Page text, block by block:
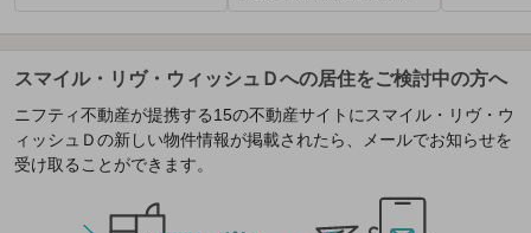
スマイル・リヴ・ウィッシュＤへの居住をご検討中の方へ
ニフティ不動産が提携する15の不動産サイトにスマイル・リヴ・ウ
ィッシュＤの新しい物件情報が掲載されたら、メールでお知らせを
受け取ることができます。